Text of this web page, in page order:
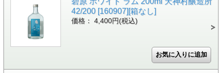
42/200 [160907][箱なし]
価格： 4,400円(税込)